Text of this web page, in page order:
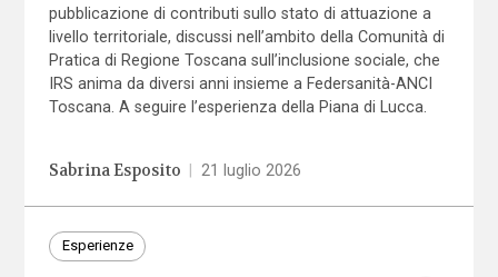
pubblicazione di contributi sullo stato di attuazione a
livello territoriale, discussi nell’ambito della Comunità di
Pratica di Regione Toscana sull’inclusione sociale, che
IRS anima da diversi anni insieme a Federsanità-ANCI
Toscana. A seguire l’esperienza della Piana di Lucca.
Sabrina Esposito 21 luglio 2026
Esperienze